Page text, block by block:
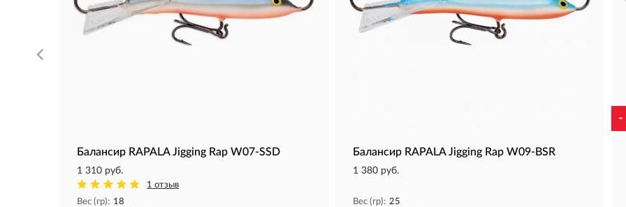
Балансир RAPALA Jigging Rap W07-SSD
1 310 руб.
1 отзыв
Вес (гр): 18
Балансир RAPALA Jigging Rap W09-BSR
1 380 руб.
Вес (гр): 25
-